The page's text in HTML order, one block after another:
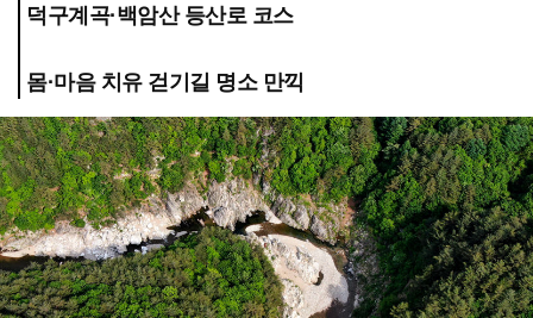
덕구계곡·백암산 등산로 코스
몸·마음 치유 걷기길 명소 만끽